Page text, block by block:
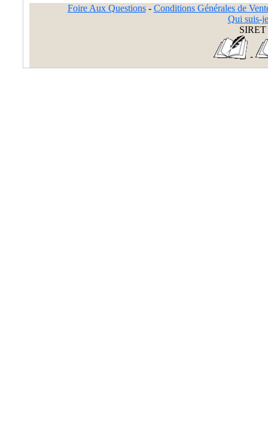
Foire Aux Questions- Conditions Générales de
Qui suis-
SIRET
-